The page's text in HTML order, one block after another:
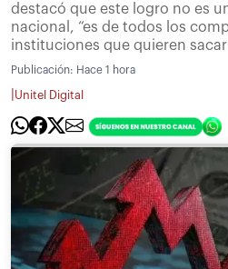
destacó que este logro no es
nacional, “es de todos los
instituciones que quieren
Publicación: Hace 1 hora
Unitel Digital